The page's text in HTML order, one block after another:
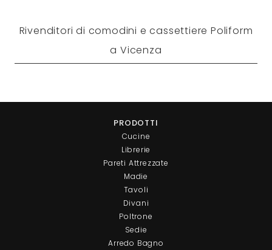
Rivenditori di comodini e cassettiere Poliform
a Vicenza
PRODOTTI
Cucine
Librerie
Pareti Attrezzate
Madie
Tavoli
Divani
Poltrone
Sedie
Arredo Bagno